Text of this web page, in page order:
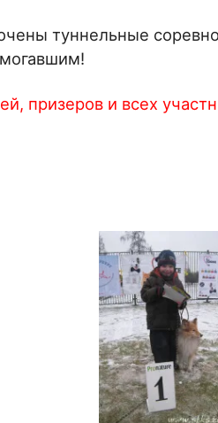
туннельные
призеров и всех